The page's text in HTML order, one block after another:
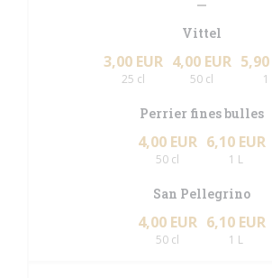
Vittel
3,00 EUR
25 cl
4,00 EUR
50 cl
5,90
1
Perrier fines bulles
4,00 EUR
50 cl
6,10 EUR
1 L
San Pellegrino
4,00 EUR
50 cl
6,10 EUR
1 L